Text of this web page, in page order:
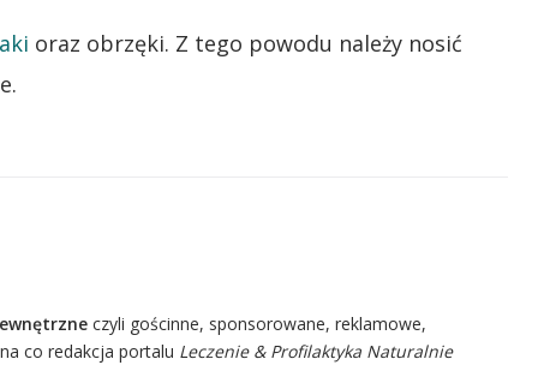
oraz obrzęki. Z tego powodu należy nosić
czyli gościnne, sponsorowane, reklamowe,
co redakcja portalu Leczenie & Profilaktyka Naturalnie